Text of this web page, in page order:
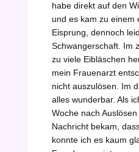
habe direkt auf den
und es kam zu einem
Eisprung, dennoch
Schwangerschaft. Im
zu viele Eibläschen
mein Frauenarzt
nicht auszulösen. Im
alles wunderbar. Als
Woche nach
Nachricht bekam,
konnte ich es kaum